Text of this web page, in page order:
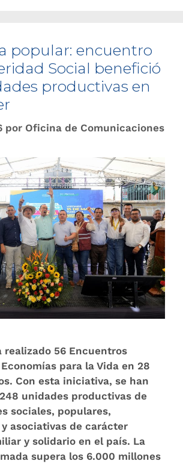
popular: encuentro
Social benefició
productivas en
por Oficina de Comunicaciones
realizado 56 Encuentros
para la Vida en 28
Con esta iniciativa, se han
unidades productivas de
sociales, populares,
asociativas de carácter
y solidario en el país. La
supera los 6.000 millones